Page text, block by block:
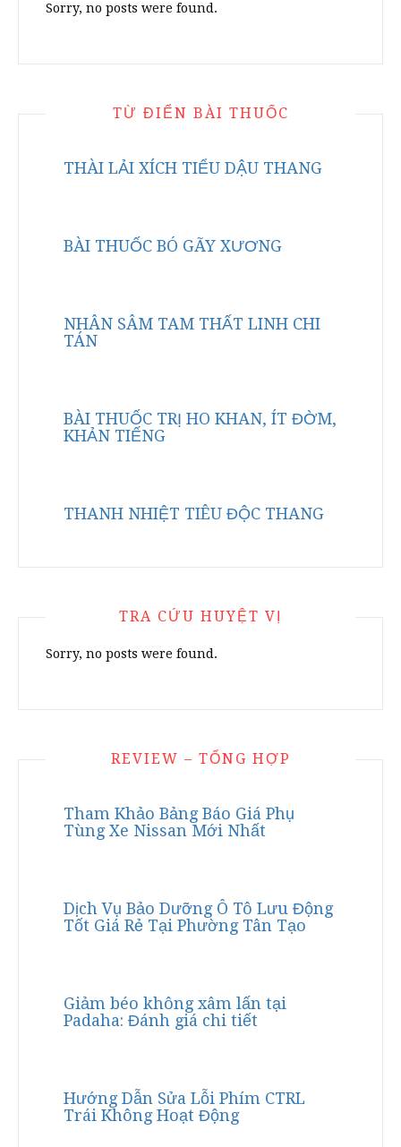
Sorry, no posts were found.
TỪ ĐIỂN BÀI THUỐC
THÀI LẢI XÍCH TIỂU DẬU THANG
BÀI THUỐC BÓ GÃY XƯƠNG
NHÂN SÂM TAM THẤT LINH CHI
TÁN
BÀI THUỐC TRỊ HO KHAN, ÍT ĐỜM,
KHẢN TIẾNG
THANH NHIỆT TIÊU ĐỘC THANG
TRA CỨU HUYỆT VỊ
Sorry, no posts were found.
REVIEW – TỔNG HỢP
Tham Khảo Bảng Báo Giá Phụ
Tùng Xe Nissan Mới Nhất
Dịch Vụ Bảo Dưỡng Ô Tô Lưu Động
Tốt Giá Rẻ Tại Phường Tân Tạo
Giảm béo không xâm lấn tại
Padaha: Đánh giá chi tiết
Hướng Dẫn Sửa Lỗi Phím CTRL
Trái Không Hoạt Động